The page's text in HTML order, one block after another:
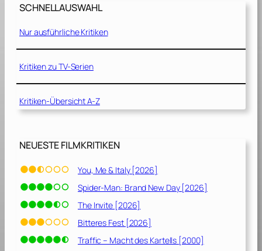
n
i
l
o
m
a
B
r
d
[
0
SCHNELLAUSWAHL
Nur ausführliche Kritiken
Kritiken zu TV-Serien
Kritiken-Übersicht A-Z
NEUESTE FILMKRITIKEN
You, Me & Italy [2026]
Spider-Man: Brand New Day [2026]
The Invite [2026]
Bitteres Fest [2026]
Traffic – Macht des Kartells [2000]